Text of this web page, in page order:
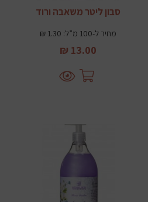
סבון ליטר משאבה ורוד
מחיר ל-100 מ”ל: 1.30 ₪
13.00 ₪